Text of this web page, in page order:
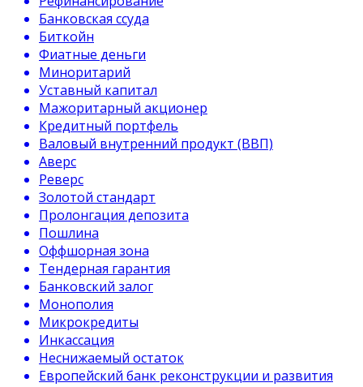
Банковская ссуда
Биткойн
Фиатные деньги
Миноритарий
Уставный капитал
Мажоритарный акционер
Кредитный портфель
Валовый внутренний продукт (ВВП)
Аверс
Реверс
Золотой стандарт
Пролонгация депозита
Пошлина
Оффшорная зона
Тендерная гарантия
Банковский залог
Монополия
Микрокредиты
Инкассация
Неснижаемый остаток
Европейский банк реконструкции и развития